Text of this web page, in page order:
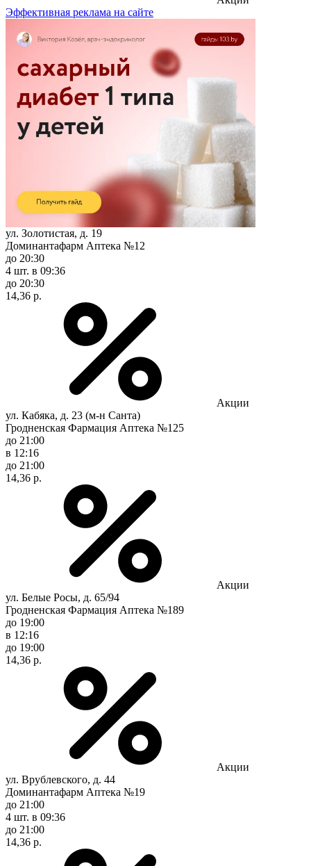
Эффективная реклама на сайте
ул. Золотистая, д. 19
Доминантафарм Аптека №12
до 20:30
4 шт. в 09:36
до 20:30
14,36 р.
Акции
ул. Кабяка, д. 23 (м-н Санта)
Гродненская Фармация Аптека №125
до 21:00
в 12:16
до 21:00
14,36 р.
Акции
ул. Белые Росы, д. 65/94
Гродненская Фармация Аптека №189
до 19:00
в 12:16
до 19:00
14,36 р.
Акции
ул. Врублевского, д. 44
Доминантафарм Аптека №19
до 21:00
4 шт. в 09:36
до 21:00
14,36 р.